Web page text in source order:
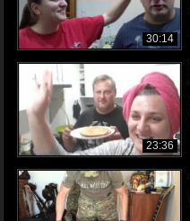
30:14
23:36